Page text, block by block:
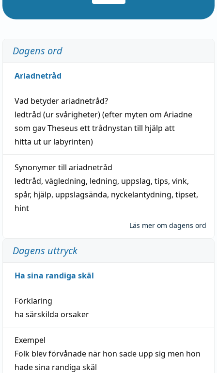
Dagens ord
Ariadnetråd
Vad betyderariadnetråd?
ledtråd (ur svårigheter) (efter myten om Ariadne
som gav Theseus ett trådnystan till hjälp att
hitta ut ur labyrinten)
Synonymer till ariadnetråd
ledtråd, vägledning, ledning, uppslag, tips, vink,
spår, hjälp, uppslagsända, nyckelantydning, tipset,
hint
Läs mer om dagens ord
Dagens uttryck
Ha sina randiga skäl
Förklaring
ha särskilda orsaker
Exempel
Folk blev förvånade när hon sade upp sig men hon
hade sina randiga skäl